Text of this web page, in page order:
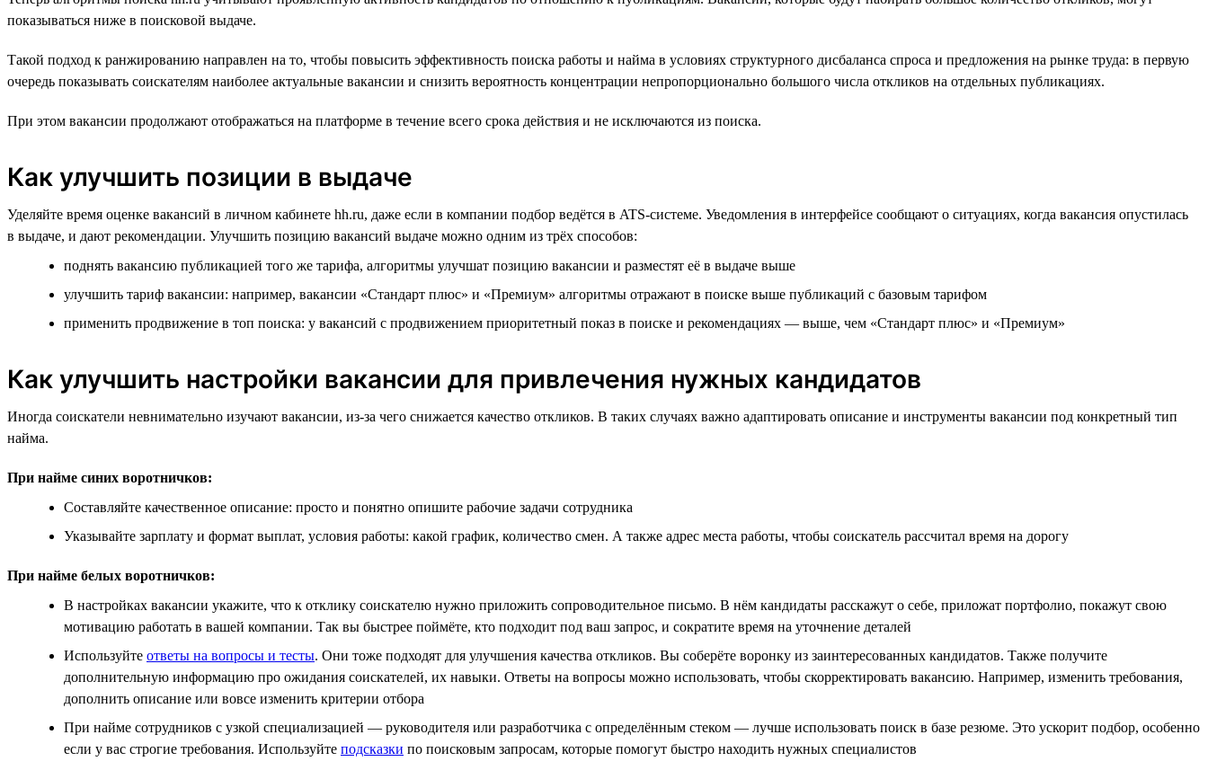
показываться ниже в поисковой выдаче.
Такой подход к ранжированию направлен на то, чтобы повысить эффективность поиска работы и найма в условиях структурного дисбаланса спроса и предложения на рынке труда: в первую
очередь показывать соискателям наиболее актуальные вакансии и снизить вероятность концентрации непропорционально большого числа откликов на отдельных публикациях.
При этом вакансии продолжают отображаться на платформе в течение всего срока действия и не исключаются из поиска.
Как улучшить позиции в выдаче
Уделяйте время оценке вакансий в личном кабинете hh.ru, даже если в компании подбор ведётся в ATS-системе. Уведомления в интерфейсе сообщают о ситуациях, когда вакансия опустилась
в выдаче, и дают рекомендации. Улучшить позицию вакансий выдаче можно одним из трёх способов:
поднять вакансию публикацией того же тарифа, алгоритмы улучшат позицию вакансии и разместят её в выдаче выше
улучшить тариф вакансии: например, вакансии «Стандарт плюс» и «Премиум» алгоритмы отражают в поиске выше публикаций с базовым тарифом
применить продвижение в топ поиска: у вакансий с продвижением приоритетный показ в поиске и рекомендациях — выше, чем «Стандарт плюс» и «Премиум»
Как улучшить настройки вакансии для привлечения нужных кандидатов
Иногда соискатели невнимательно изучают вакансии, из-за чего снижается качество откликов. В таких случаях важно адаптировать описание и инструменты вакансии под конкретный тип
найма.
При найме синих воротничков:
Составляйте качественное описание: просто и понятно опишите рабочие задачи сотрудника
Указывайте зарплату и формат выплат, условия работы: какой график, количество смен. А также адрес места работы, чтобы соискатель рассчитал время на дорогу
При найме белых воротничков:
В настройках вакансии укажите, что к отклику соискателю нужно приложить сопроводительное письмо. В нём кандидаты расскажут о себе, приложат портфолио, покажут свою
мотивацию работать в вашей компании. Так вы быстрее поймёте, кто подходит под ваш запрос, и сократите время на уточнение деталей
Используйте ответы на вопросы и тесты. Они тоже подходят для улучшения качества откликов. Вы соберёте воронку из заинтересованных кандидатов. Также получите
дополнительную информацию про ожидания соискателей, их навыки. Ответы на вопросы можно использовать, чтобы скорректировать вакансию. Например, изменить требования,
дополнить описание или вовсе изменить критерии отбора
При найме сотрудников с узкой специализацией — руководителя или разработчика с определённым стеком — лучше использовать поиск в базе резюме. Это ускорит подбор, особенно
если у вас строгие требования. Используйте подсказки по поисковым запросам, которые помогут быстро находить нужных специалистов